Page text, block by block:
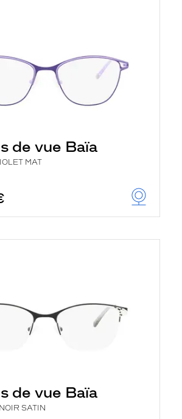
de vue Baïa
MAT
de vue Baïa
SATIN